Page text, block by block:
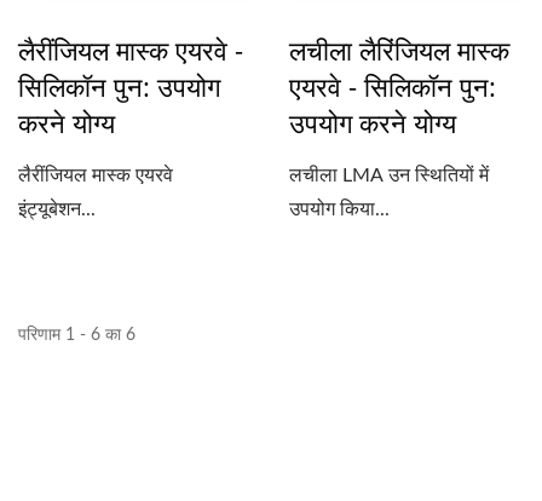
लैरींजियल मास्क एयरवे -
सिलिकॉन पुन: उपयोग
करने योग्य
लैरींजियल मास्क एयरवे
इंट्यूबेशन...
लचीला लैरिंजियल मास्क
एयरवे - सिलिकॉन पुन:
उपयोग करने योग्य
लचीला LMA उन स्थितियों में
उपयोग किया...
परिणाम 1 - 6 का 6